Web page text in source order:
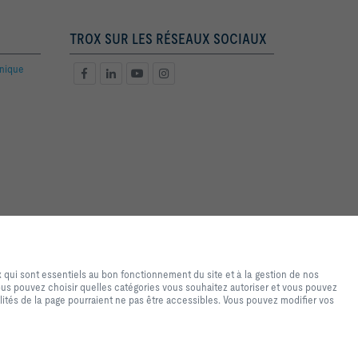
TROX SUR LES RÉSEAUX SOCIAUX
navigation et d'achat de
uniquement à des fins
Vous pouvez
paramètres d'utilisation des
Vous pouvez modifier
sont essentiels au bon fonctionnement du site et à la gestion de nos
pouvez choisir quelles catégories vous souhaitez autoriser et vous pouvez
de la page pourraient ne pas être accessibles. Vous pouvez modifier vos